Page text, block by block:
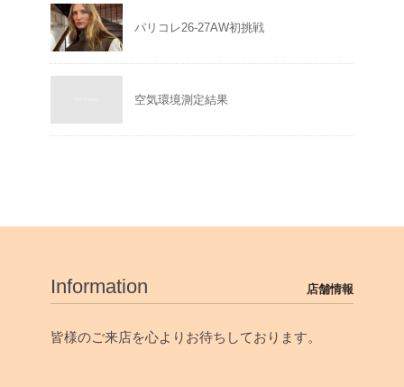
パリコレ26-27AW初挑戦
空気環境測定結果
Information 店舗情報
皆様のご来店を心よりお待ちしております。